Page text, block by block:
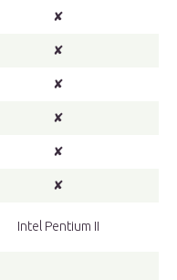
✘
✘
✘
✘
✘
✘
Intel Pentium II